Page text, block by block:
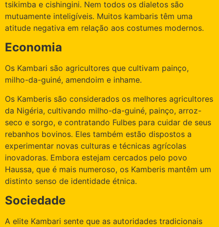
tsikimba e cishingini. Nem todos os dialetos são
mutuamente inteligíveis. Muitos kambaris têm uma
atitude negativa em relação aos costumes modernos.
Economia
Os Kambari são agricultores que cultivam painço,
milho-da-guiné, amendoim e inhame.
Os Kamberis são considerados os melhores agricultores
da Nigéria, cultivando milho-da-guiné, painço, arroz-
seco e sorgo, e contratando Fulbes para cuidar de seus
rebanhos bovinos. Eles também estão dispostos a
experimentar novas culturas e técnicas agrícolas
inovadoras. Embora estejam cercados pelo povo
Haussa, que é mais numeroso, os Kamberis mantêm um
distinto senso de identidade étnica.
Sociedade
A elite Kambari sente que as autoridades tradicionais